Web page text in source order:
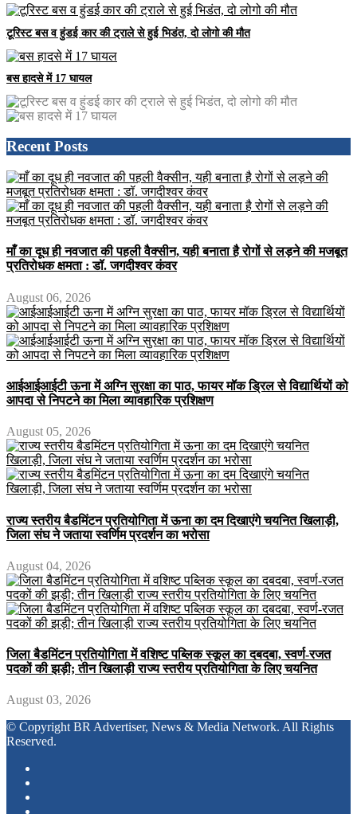
टूरिस्ट बस व हुंडई कार की ट्राले से हुई भिडंत, दो लोगो की मौत
बस हादसे में 17 घायल
Recent Posts
माँ का दूध ही नवजात की पहली वैक्सीन, यही बनाता है रोगों से लड़ने की मजबूत
प्रतिरोधक क्षमता : डॉ. जगदीश्वर कंवर
August 06, 2026
आईआईआईटी ऊना में अग्नि सुरक्षा का पाठ, फायर मॉक ड्रिल से विद्यार्थियों को
आपदा से निपटने का मिला व्यावहारिक प्रशिक्षण
August 05, 2026
राज्य स्तरीय बैडमिंटन प्रतियोगिता में ऊना का दम दिखाएंगे चयनित खिलाड़ी,
जिला संघ ने जताया स्वर्णिम प्रदर्शन का भरोसा
August 04, 2026
जिला बैडमिंटन प्रतियोगिता में वशिष्ट पब्लिक स्कूल का दबदबा, स्वर्ण-रजत
पदकों की झड़ी; तीन खिलाड़ी राज्य स्तरीय प्रतियोगिता के लिए चयनित
August 03, 2026
© Copyright BR Advertiser, News & Media Network. All Rights
Reserved.